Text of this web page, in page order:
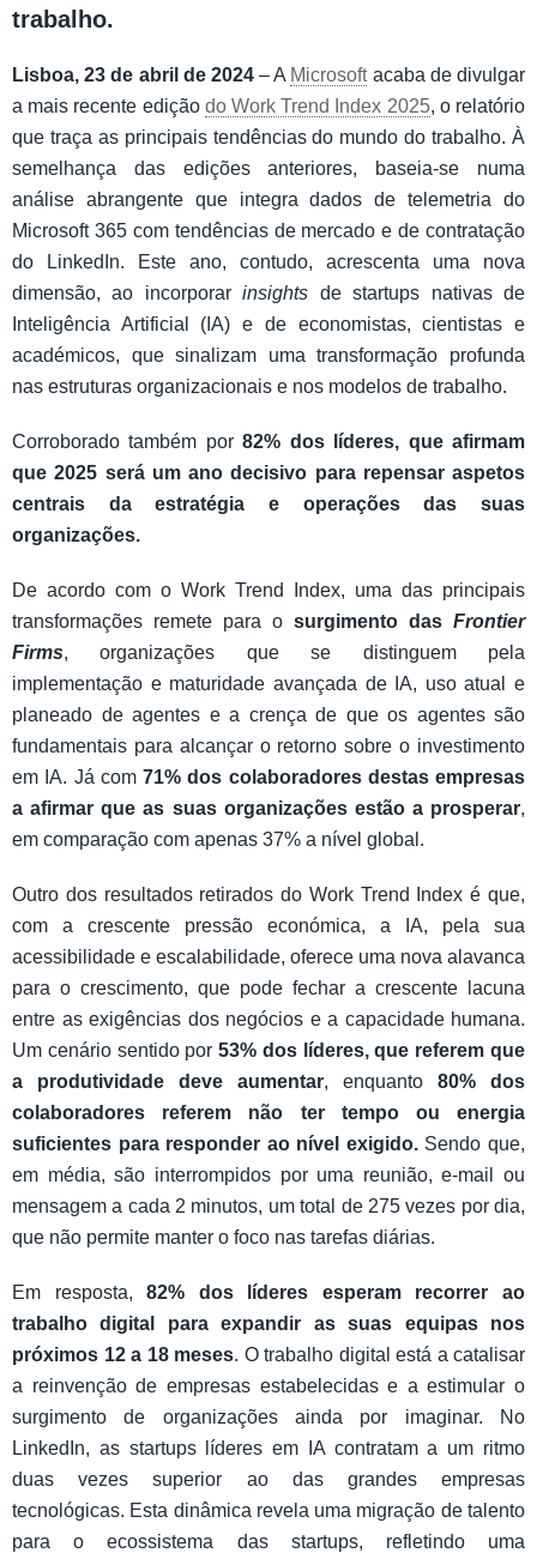
trabalho.
Lisboa, 23 de abril de 2024– A Microsoftacaba de divulgar
a mais recente edição do Work Trend Index 2025, o relatório
que traça as principais tendências do mundo do trabalho. À
semelhança das edições anteriores, baseia-se numa
análise abrangente que integra dados de telemetria do
Microsoft 365 com tendências de mercado e de contratação
do LinkedIn. Este ano, contudo, acrescenta uma nova
dimensão, ao incorporarinsights de startups nativas de
Inteligência Artificial (IA) e de economistas, cientistas e
académicos, que sinalizam uma transformação profunda
nas estruturas organizacionais e nos modelos de trabalho.
Corroborado também por82% dos líderes, que afirmam
que 2025 será um ano decisivo para repensar aspetos
centrais da estratégia e operações das suas
organizações.
De acordo com o Work Trend Index, uma das principais
transformações remete para o surgimento das Frontier
Firms, organizações que se distinguem pela
implementação e maturidade avançada de IA, uso atual e
planeado de agentes e a crença de que os agentes são
fundamentais para alcançar o retorno sobre o investimento
em IA. Já com 71% dos colaboradores destas empresas
a afirmar que as suas organizações estão a prosperar,
em comparação com apenas 37% a nível global.
Outro dos resultados retirados do Work Trend Index é que,
com a crescente pressão económica, a IA, pela sua
acessibilidade e escalabilidade, oferece uma nova alavanca
para o crescimento, que pode fechar a crescente lacuna
entre as exigências dos negócios e a capacidade humana.
Um cenário sentido por53% dos líderes, que referem que
a produtividade deve aumentar, enquanto 80% dos
colaboradores referem não ter tempo ou energia
suficientes para responder ao nível exigido. Sendo que,
em média, são interrompidos por uma reunião, e-mail ou
mensagem a cada 2 minutos, um total de 275 vezes por dia,
que não permite manter o foco nas tarefas diárias.
Em resposta,82% dos líderes esperam recorrer ao
trabalho digital para expandir as suas equipas nos
próximos 12 a 18 meses. O trabalho digital está a catalisar
a reinvenção de empresas estabelecidas e a estimular o
surgimento de organizações ainda por imaginar. No
LinkedIn, as startups líderes em IA contratam a um ritmo
duas vezes superior ao das grandes empresas
tecnológicas. Esta dinâmica revela uma migração de talento
para o ecossistema das startups, refletindo uma